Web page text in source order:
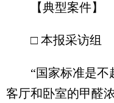
【典型案件】
□ 本报采访组
“国家标准是不超
客厅和卧室的甲醛